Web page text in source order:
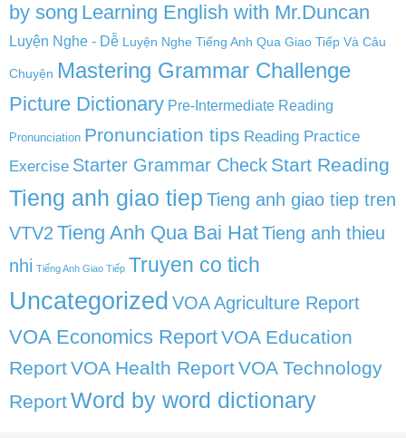
by song Learning English with Mr.Duncan
Luyện Nghe - Dễ Luyện Nghe Tiếng Anh Qua Giao Tiếp Và Câu
Chuyện Mastering Grammar Challenge
Picture Dictionary Pre-Intermediate Reading
Pronunciation Pronunciation tips Reading Practice
Exercise Starter Grammar Check Start Reading
Tieng anh giao tiep Tieng anh giao tiep tren
VTV2 Tieng Anh Qua Bai HatTieng anh thieu
nhi Tiếng Anh Giao Tiếp Truyen co tich
Uncategorized VOA Agriculture Report
VOA Economics ReportVOA Education
ReportVOA Health ReportVOA Technology
ReportWord by word dictionary